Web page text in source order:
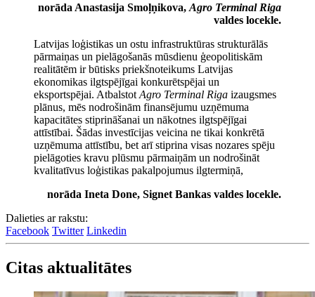
norāda Anastasija Smoļņikova, Agro Terminal Riga
valdes locekle.
Latvijas loģistikas un ostu infrastruktūras strukturālās
pārmaiņas un pielāgošanās mūsdienu ģeopolitiskām
realitātēm ir būtisks priekšnoteikums Latvijas
ekonomikas ilgtspējīgai konkurētspējai un
eksportspējai. Atbalstot Agro Terminal Riga izaugsmes
plānus, mēs nodrošinām finansējumu uzņēmuma
kapacitātes stiprināšanai un nākotnes ilgtspējīgai
attīstībai. Šādas investīcijas veicina ne tikai konkrētā
uzņēmuma attīstību, bet arī stiprina visas nozares spēju
pielāgoties kravu plūsmu pārmaiņām un nodrošināt
kvalitatīvus loģistikas pakalpojumus ilgtermiņā,
norāda Ineta Done, Signet Bankas valdes locekle.
Dalieties ar rakstu:
Facebook Twitter Linkedin
Citas aktualitātes